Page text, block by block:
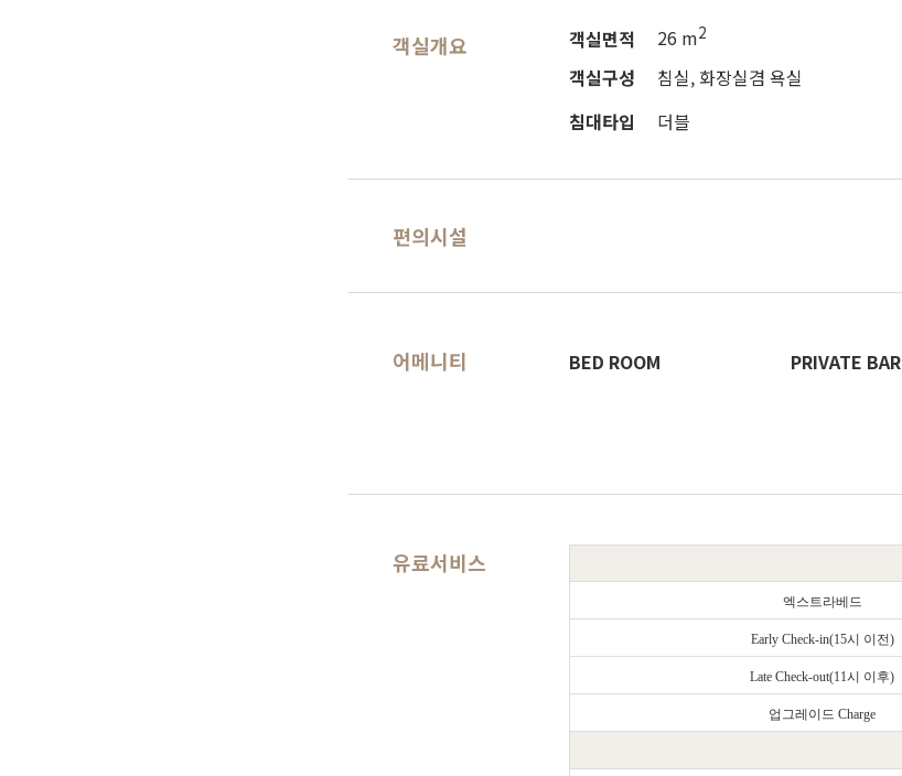
객실개요 객실면적 26 m2
객실구성
침실, 화장실겸 욕실
침대타입
더블
편의시설
어메니티 BED ROOM PRIVATE BAR
유료서비스
엑스트라베드
Early Check-in(15시 이전)
Late Check-out(11시 이후)
업그레이드 Charge